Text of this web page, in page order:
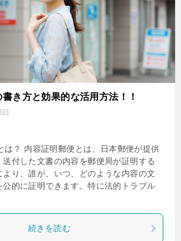
き方と効果的な活用方法！！
は？ 内容証明郵便とは、日本郵便が提供
付した文書の内容を郵便局が証明する
より、誰が、いつ、どのような内容の文
公的に証明できます。特に法的トラブル
続きを読む